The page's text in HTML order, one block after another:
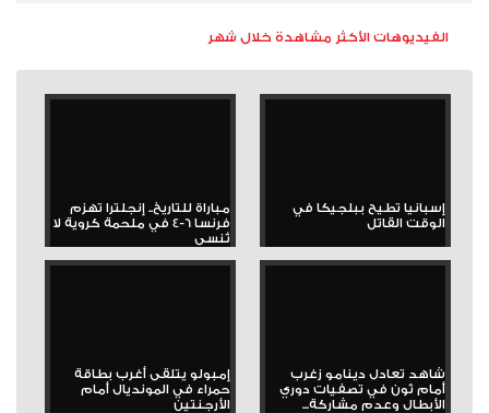
الفيديوهات الأكثر مشاهدة خلال شهر
إسبانيا تطيح ببلجيكا في
الوقت القاتل
مباراة للتاريخ.. إنجلترا تهزم
فرنسا 6-4 في ملحمة كروية لا
تُنسى
شاهد تعادل دينامو زغرب
أمام ثون في تصفيات دوري
الأبطال وعدم مشاركة...
إمبولو يتلقى أغرب بطاقة
حمراء في المونديال أمام
الأرجنتين